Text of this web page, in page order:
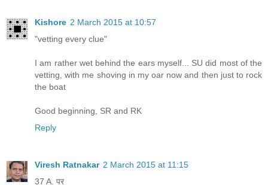
Kishore 2 March 2015 at 10:57
"vetting every clue"
I am rather wet behind the ears myself... SU did most of the
vetting, with me shoving in my oar now and then just to rock
the boat
Good beginning, SR and RK
Reply
Viresh Ratnakar 2 March 2015 at 11:15
37 A. पर